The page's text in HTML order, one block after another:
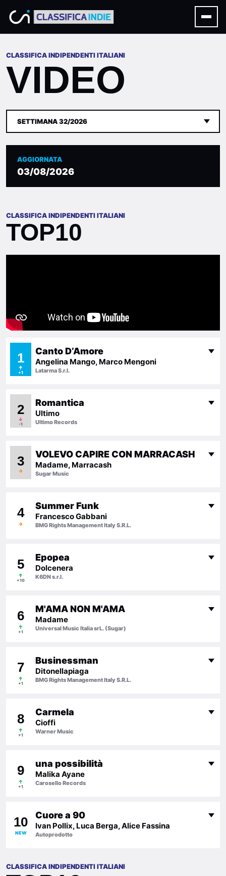
CLASSIFICA INDIPENDENTI ITALIANI
VIDEO
SETTIMANA 32/2026
AGGIORNATA
03/08/2026
CLASSIFICA INDIPENDENTI ITALIANI
TOP10
1 Canto D’Amore
Angelina Mango, Marco Mengoni
Latarma S.r.l.
↑
+1
2 Romantica
Ultimo
Ultimo Records
↓
-1
3 VOLEVO CAPIRE CON MARRACASH
Madame, Marracash
Sugar Music
→
4 Summer Funk
Francesco Gabbani
BMG Rights Management Italy S.R.L.
→
5 Epopea
Dolcenera
K6DN s.r.l.
↑
+10
6 M'AMA NON M'AMA
Madame
Universal Music Italia srL. (Sugar)
↑
+1
7 Businessman
Ditonellapiaga
BMG Rights Management Italy S.R.L.
↑
+1
8 Carmela
Cioffi
Warner Music
↑
+1
9 una possibilità
Malika Ayane
Carosello Records
↑
+1
10 Cuore a 90
Ivan Pollix, Luca Berga, Alice Fassina
Autoprodotto
NEW
CLASSIFICA INDIPENDENTI ITALIANI